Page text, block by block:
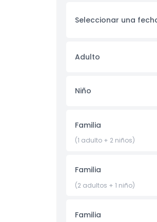
Política para Niños y
Horario de Apertura
Ubicación
Política de Cancelación
Seleccionar una
Adulto
Niño
Familia
(1 adulto + 2 niños)
Familia
(2 adultos + 1 niño)
Familia